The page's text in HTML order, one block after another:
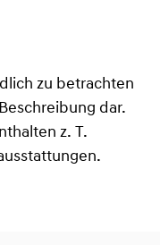
zu betrachten
dar.
z. T.